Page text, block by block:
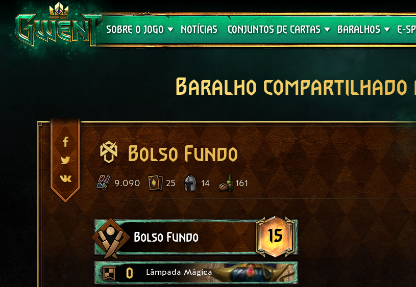
SOBRE O JOGO
Suporte
NOTÍCIAS CONJUNTOS DE CARTAS
Crimson Curse
BARALHOS
Guia de Baralhos
E-
Baralho compartilhado
Bolso Fundo
9.090 25 14 161
Bolso Fundo 15
0 Lâmpada Mágica